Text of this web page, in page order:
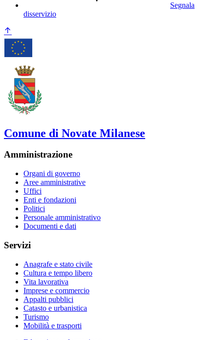
Segnala
disservizio
Comune di Novate Milanese
Amministrazione
Organi di governo
Aree amministrative
Uffici
Enti e fondazioni
Politici
Personale amministrativo
Documenti e dati
Servizi
Anagrafe e stato civile
Cultura e tempo libero
Vita lavorativa
Imprese e commercio
Appalti pubblici
Catasto e urbanistica
Turismo
Mobilità e trasporti